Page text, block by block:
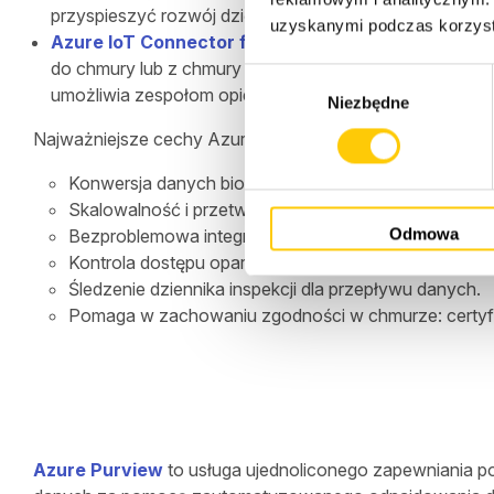
uzyskanymi podczas
y
z
g
o
d
y
Niezbędne
Odmowa
przyspieszyć rozwój dzięki narzędziom analitycznym i
Azure IoT Connector for FHIR
koncentruje się na
do chmury lub z chmury do chmury. Dane o stanie
umożliwia zespołom opieki przeglądanie danych
Najważniejsze cechy Azure IoT Connector for FHIR to:
Konwersja danych biometrycznych (takich jak
Skalowalność i przetwarzanie danych w czasie
Bezproblemowa integracja z rozwiązaniamiAzure IoT
Kontrola dostępu oparta na rolach (RBAC)
Śledzenie dziennika inspekcji dla przepływu danych.
Pomaga w zachowaniu zgodności w chmurze:
Azure Purview to usługa ujednoliconego zapewniania